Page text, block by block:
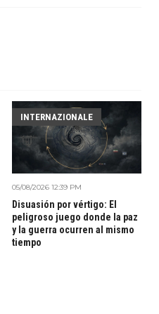
INTERNAZIONALE
05/08/2026 12:39 PM
Disuasión por vértigo: El
peligroso juego donde la paz
y la guerra ocurren al mismo
tiempo